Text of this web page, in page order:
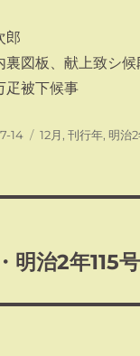
郎
裏図板、献上致シ
疋被下候事
14
カ
12月 ,刊行年, 明治
明治2年115号